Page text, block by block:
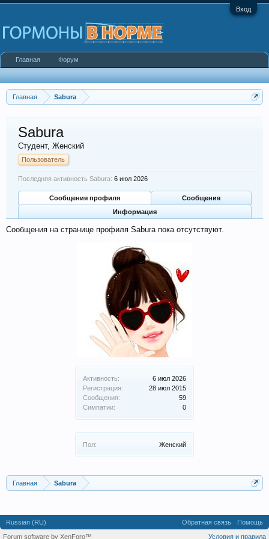
Вход
Главная Sabura
Активность:
6 июл 2026
Регистрация:
28 июл 2015
Сообщения:
59
Симпатии:
0
Пол: Женский
Sabura
Студент, Женский
Пользователь
Последняя активность Sabura: 6 июл 2026
Сообщения профиля
Сообщения
Информация
Сообщения на странице профиля Sabura пока отсутствуют.
Главная Sabura
Главная Форум
Russian (RU) Обратная связь
Помощь
Условия и правила
Forum software by XenForo™